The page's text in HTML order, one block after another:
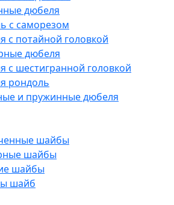
дюбеля
с саморезом
с потайной головкой
дюбеля
с шестигранной головкой
рондоль
и пружинные дюбеля
шайбы
шайбы
шайбы
шайб